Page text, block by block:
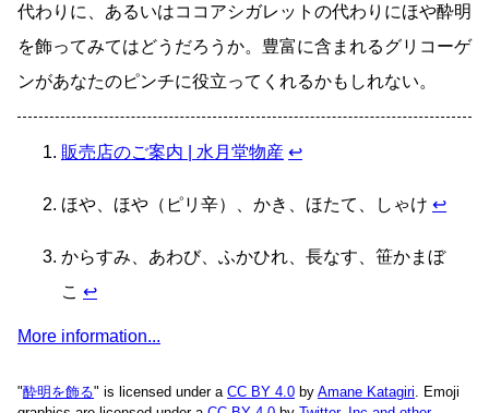
代わりに、あるいはココアシガレットの代わりにほや酔明
を飾ってみてはどうだろうか。豊富に含まれるグリコーゲ
ンがあなたのピンチに役立ってくれるかもしれない。
販売店のご案内 | 水月堂物産 ↩
ほや、ほや（ピリ辛）、かき、ほたて、しゃけ ↩
からすみ、あわび、ふかひれ、長なす、笹かまぼ
こ ↩
More information...
"酔明を飾る" is licensed under a CC BY 4.0 by Amane Katagiri . Emoji